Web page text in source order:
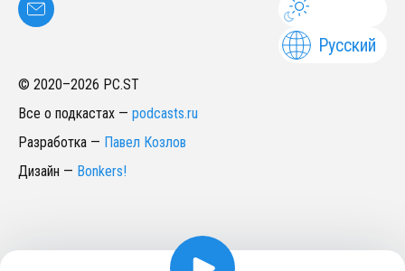
Русский
© 2020–2026 PC.ST
Все о подкастах — podcasts.ru
Разработка — Павел Козлов
Дизайн — Bonkers!